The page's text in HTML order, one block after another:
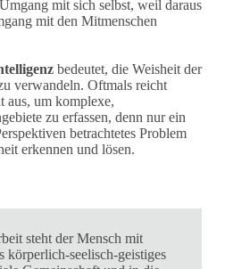
mit sich selbst, weil daraus
mit den Mitmenschen
bedeutet, die Weisheit der
verwandeln. Oftmals reicht
aus, um komplexe,
zu erfassen, denn nur ein
betrachtetes Problem
erkennen und lösen.
steht der Mensch mit
körperlich-seelisch-geistiges